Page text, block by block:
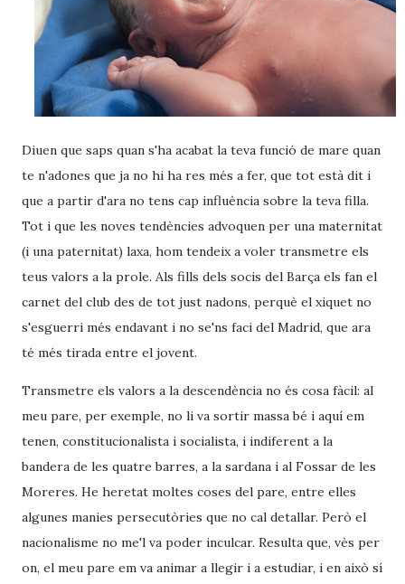
Diuen que saps quan s'ha acabat la teva funció de mare quan
te n'adones que ja no hi ha res més a fer, que tot està dit i
que a partir d'ara no tens cap influència sobre la teva filla.
Tot i que les noves tendències advoquen per una maternitat
(i una paternitat) laxa, hom tendeix a voler transmetre els
teus valors a la prole. Als fills dels socis del Barça els fan el
carnet del club des de tot just nadons, perquè el xiquet no
s'esguerri més endavant i no se'ns faci del Madrid, que ara
té més tirada entre el jovent.
Transmetre els valors a la descendència no és cosa fàcil: al
meu pare, per exemple, no li va sortir massa bé i aquí em
tenen, constitucionalista i socialista, i indiferent a la
bandera de les quatre barres, a la sardana i al Fossar de les
Moreres. He heretat moltes coses del pare, entre elles
algunes manies persecutòries que no cal detallar. Però el
nacionalisme no me'l va poder inculcar. Resulta que, vès per
on, el meu pare em va animar a llegir i a estudiar, i en això sí